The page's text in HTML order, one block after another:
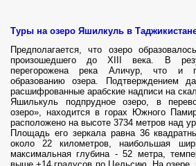
Туры на озеро Яшилкуль в
Предполагается, что озеро
произошедшего до XIII века. В
перегорожена река Аличур, что и
образованию озера. Подтверждением
расшифрованные арабские надписи на
Яшилькуль подпрудное озеро, в
озеро», находится в горах Южного
расположено на высоте 3734 метров над
Площадь его зеркала равна 36
около 22 километров, наибольшая
максимальная глубина - 52 метра,